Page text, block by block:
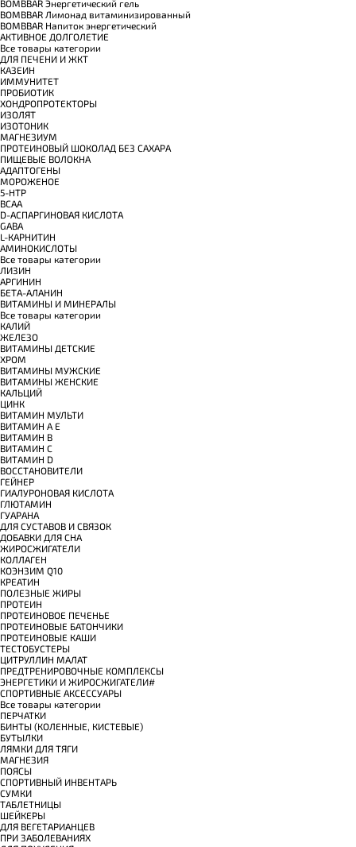
BOMBBAR Энергетический гель
BOMBBAR Лимонад витаминизированный
BOMBBAR Напиток энергетический
АКТИВНОЕ ДОЛГОЛЕТИЕ
Все товары категории
ДЛЯ ПЕЧЕНИ И ЖКТ
КАЗЕИН
ИММУНИТЕТ
ПРОБИОТИК
ХОНДРОПРОТЕКТОРЫ
ИЗОЛЯТ
ИЗОТОНИК
МАГНЕЗИУМ
ПРОТЕИНОВЫЙ ШОКОЛАД БЕЗ САХАРА
ПИЩЕВЫЕ ВОЛОКНА
АДАПТОГЕНЫ
МОРОЖЕНОЕ
5-HTP
BCAA
D-АСПАРГИНОВАЯ КИСЛОТА
GABA
L-КАРНИТИН
АМИНОКИСЛОТЫ
Все товары категории
ЛИЗИН
АРГИНИН
БЕТА-АЛАНИН
ВИТАМИНЫ И МИНЕРАЛЫ
Все товары категории
КАЛИЙ
ЖЕЛЕЗО
ВИТАМИНЫ ДЕТСКИЕ
ХРОМ
ВИТАМИНЫ МУЖСКИЕ
ВИТАМИНЫ ЖЕНСКИЕ
КАЛЬЦИЙ
ЦИНК
ВИТАМИН МУЛЬТИ
ВИТАМИН A E
ВИТАМИН B
ВИТАМИН C
ВИТАМИН D
ВОССТАНОВИТЕЛИ
ГЕЙНЕР
ГИАЛУРОНОВАЯ КИСЛОТА
ГЛЮТАМИН
ГУАРАНА
ДЛЯ СУСТАВОВ И СВЯЗОК
ДОБАВКИ ДЛЯ СНА
ЖИРОСЖИГАТЕЛИ
КОЛЛАГЕН
КОЭНЗИМ Q10
КРЕАТИН
ПОЛЕЗНЫЕ ЖИРЫ
ПРОТЕИН
ПРОТЕИНОВОЕ ПЕЧЕНЬЕ
ПРОТЕИНОВЫЕ БАТОНЧИКИ
ПРОТЕИНОВЫЕ КАШИ
ТЕСТОБУСТЕРЫ
ЦИТРУЛЛИН МАЛАТ
ПРЕДТРЕНИРОВОЧНЫЕ КОМПЛЕКСЫ
ЭНЕРГЕТИКИ И ЖИРОСЖИГАТЕЛИ#
СПОРТИВНЫЕ АКСЕССУАРЫ
Все товары категории
ПЕРЧАТКИ
БИНТЫ (КОЛЕННЫЕ, КИСТЕВЫЕ)
БУТЫЛКИ
ЛЯМКИ ДЛЯ ТЯГИ
МАГНЕЗИЯ
ПОЯСЫ
СПОРТИВНЫЙ ИНВЕНТАРЬ
СУМКИ
ТАБЛЕТНИЦЫ
ШЕЙКЕРЫ
ДЛЯ ВЕГЕТАРИАНЦЕВ
ПРИ ЗАБОЛЕВАНИЯХ